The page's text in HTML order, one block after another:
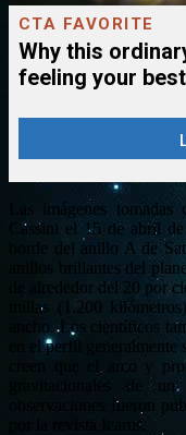
Las imágenes
Cassini el 15 de abril
borde del anillo A de
anillos brillantes del
de alrededor del 20 por
millas (1.200
ancho. Los científicos
en el perfil
creen que el arco y
gravitacionales de
observaciones fueron
por la revista Icarus.